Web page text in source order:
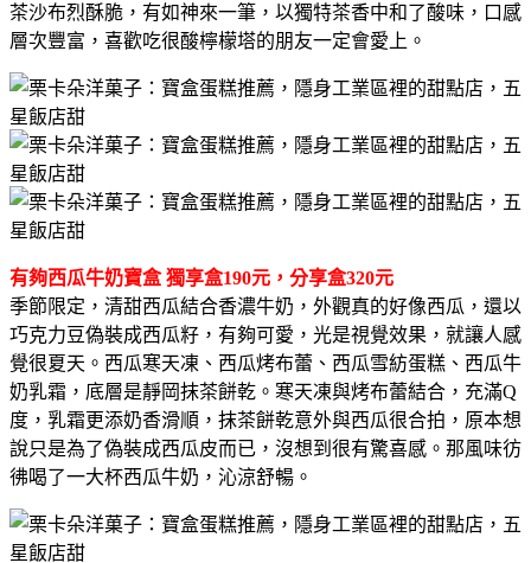
茶沙布烈酥脆，有如神來一筆，以獨特茶香中和了酸味，口感
層次豐富，喜歡吃很酸檸檬塔的朋友一定會愛上。
有夠西瓜牛奶寶盒 獨享盒190元，分享盒320元
季節限定，清甜西瓜結合香濃牛奶，外觀真的好像西瓜，還以
巧克力豆偽裝成西瓜籽，有夠可愛，光是視覺效果，就讓人感
覺很夏天。西瓜寒天凍、西瓜烤布蕾、西瓜雪紡蛋糕、西瓜牛
奶乳霜，底層是靜岡抹茶餅乾。寒天凍與烤布蕾結合，充滿Q
度，乳霜更添奶香滑順，抹茶餅乾意外與西瓜很合拍，原本想
說只是為了偽裝成西瓜皮而已，沒想到很有驚喜感。那風味彷
彿喝了一大杯西瓜牛奶，沁涼舒暢。